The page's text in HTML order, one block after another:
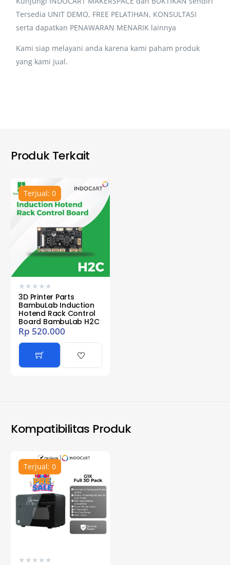
Tersedia UNIT DEMO, FREE PELATIHAN, KONSULTASI
serta dapatkan PENAWARAN MENARIK lainnya
Kami siap melayani anda karena kami paham produk
yang kami jual.
Produk Terkait
Terjual: 0
★ ★ ★ ★ ★
3D Printer Parts
BambuLab Induction
Hotend Rack Control
Board BambuLab H2C
Rp 520.000
Kompatibilitas Produk
Terjual: 0
★ ★ ★ ★ ★